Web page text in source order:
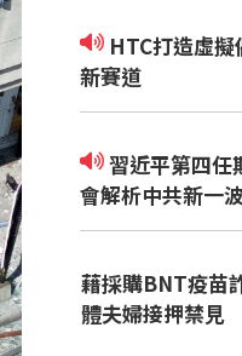
新賽道
習近平第四任期穩了？從五中全
會解析中共新一
藉採購BNT疫苗
體夫婦接押禁見